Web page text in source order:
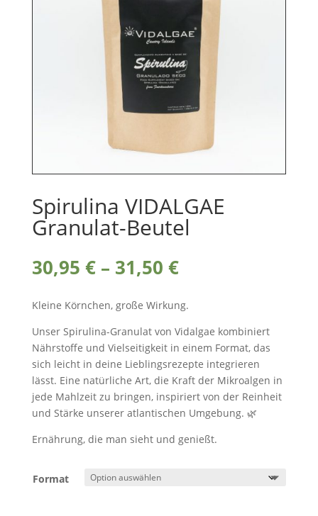
Spirulina VIDALGAE
Granulat-Beutel
30,95 € – 31,50 €Preisspanne:
30,95 €
bis
31,50 €
Kleine Körnchen, große Wirkung.
Unser Spirulina-Granulat von Vidalgae kombiniert
Nährstoffe und Vielseitigkeit in einem Format, das
sich leicht in deine Lieblingsrezepte integrieren
lässt. Eine natürliche Art, die Kraft der Mikroalgen in
jede Mahlzeit zu bringen, inspiriert von der Reinheit
und Stärke unserer atlantischen Umgebung. 🌿
Ernährung, die man sieht und genießt.
Format